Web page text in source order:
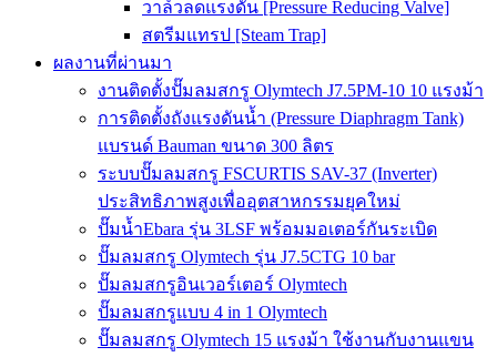
วาล์วลดแรงดัน [Pressure Reducing Valve]
สตรีมแทรป [Steam Trap]
ผลงานที่ผ่านมา
งานติดตั้งปั๊มลมสกรู Olymtech J7.5PM-10 10 แรงม้า
การติดตั้งถังแรงดันน้ำ (Pressure Diaphragm Tank)
แบรนด์ Bauman ขนาด 300 ลิตร
ระบบปั๊มลมสกรู FSCURTIS SAV-37 (Inverter)
ประสิทธิภาพสูงเพื่ออุตสาหกรรมยุคใหม่
ปั๊มน้ำEbara รุ่น 3LSF พร้อมมอเตอร์กันระเบิด
ปั๊มลมสกรู Olymtech รุ่น J7.5CTG 10 bar
ปั๊มลมสกรูอินเวอร์เตอร์ Olymtech
ปั๊มลมสกรูแบบ 4 in 1 Olymtech
ปั๊มลมสกรู Olymtech 15 แรงม้า ใช้งานกับงานแขน